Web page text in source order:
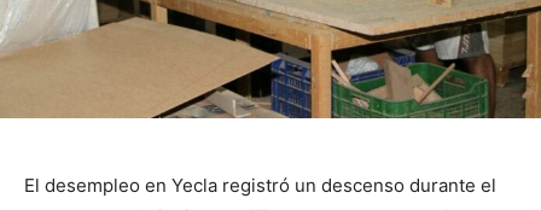
El desempleo en Yecla registró un descenso durante el